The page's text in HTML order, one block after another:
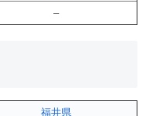
–
福井県